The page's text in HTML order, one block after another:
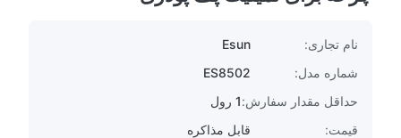
نام تجاری:
شماره مدل:
ES8502
حداقل مقدار سفارش:1 رول
قیمت:
قابل مذاکره